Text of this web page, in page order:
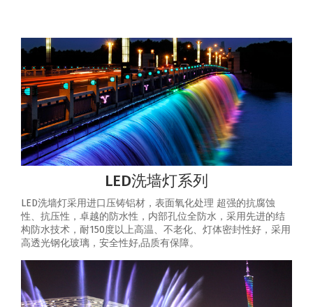
LED洗墙灯系列
LED洗墙灯采用进口压铸铝材，表面氧化处理 超强的抗腐蚀
性、抗压性，卓越的防水性，内部孔位全防水，采用先进的结
构防水技术，耐150度以上高温、不老化、灯体密封性好，采用
高透光钢化玻璃，安全性好,品质有保障。